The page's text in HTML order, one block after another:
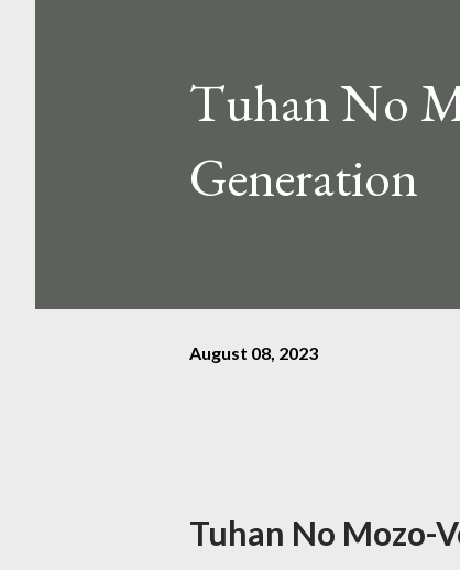
Tuhan No
Generation
August 08, 2023
Tuhan No Mozo-